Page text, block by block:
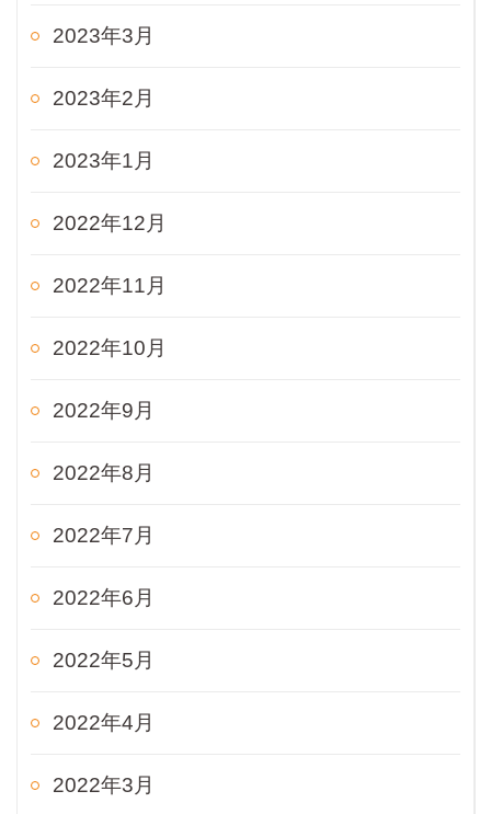
2023年3月
2023年2月
2023年1月
2022年12月
2022年11月
2022年10月
2022年9月
2022年8月
2022年7月
2022年6月
2022年5月
2022年4月
2022年3月